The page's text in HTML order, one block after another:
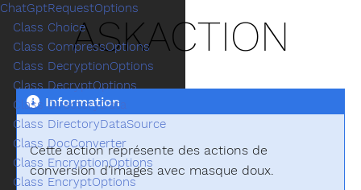
ASKACTION
Information
Cette action représente des actions de
conversion d’images avec masque doux.
ChatGptRequestOptions
Class Choice
Class CompressOptions
Class DecryptionOptions
Class DecryptOptions
Class DirectoryData
Class DirectoryDataSource
Class DocConverter
Class EncryptionOptions
Class EncryptOptions